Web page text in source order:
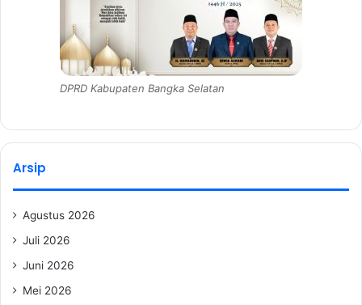
DPRD Kabupaten Bangka Selatan
Arsip
Agustus 2026
Juli 2026
Juni 2026
Mei 2026